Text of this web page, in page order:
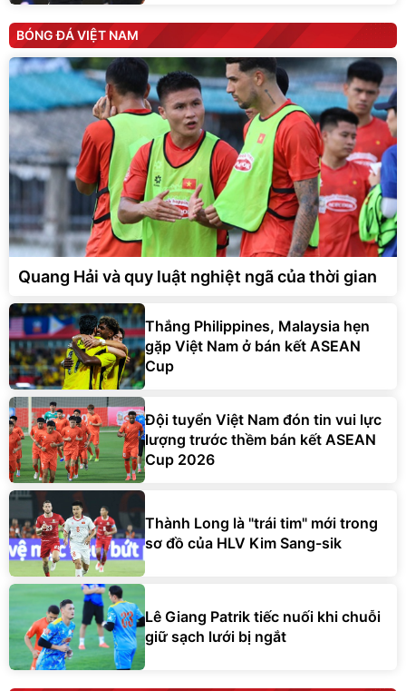
BÓNG ĐÁ VIỆT NAM
Quang Hải và quy luật nghiệt ngã của thời gian
Thắng Philippines, Malaysia hẹn
gặp Việt Nam ở bán kết ASEAN
Cup
Đội tuyển Việt Nam đón tin vui lực
lượng trước thềm bán kết ASEAN
Cup 2026
Thành Long là "trái tim" mới trong
sơ đồ của HLV Kim Sang-sik
Lê Giang Patrik tiếc nuối khi chuỗi
giữ sạch lưới bị ngắt